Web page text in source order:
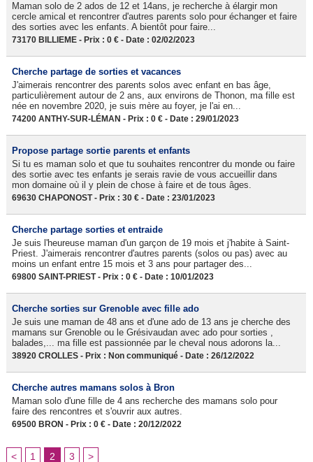
Maman solo de 2 ados de 12 et 14ans, je recherche à élargir mon
cercle amical et rencontrer d'autres parents solo pour échanger et faire
des sorties avec les enfants. A bientôt pour faire...
73170 BILLIEME - Prix : 0 € - Date : 02/02/2023
Cherche partage de sorties et vacances
J'aimerais rencontrer des parents solos avec enfant en bas âge,
particulièrement autour de 2 ans, aux environs de Thonon, ma fille est
née en novembre 2020, je suis mère au foyer, je l'ai en...
74200 ANTHY-SUR-LÉMAN - Prix : 0 € - Date : 29/01/2023
Propose partage sortie parents et enfants
Si tu es maman solo et que tu souhaites rencontrer du monde ou faire
des sortie avec tes enfants je serais ravie de vous accueillir dans
mon domaine où il y plein de chose à faire et de tous âges.
69630 CHAPONOST - Prix : 30 € - Date : 23/01/2023
Cherche partage sorties et entraide
Je suis l'heureuse maman d'un garçon de 19 mois et j'habite à Saint-
Priest. J'aimerais rencontrer d'autres parents (solos ou pas) avec au
moins un enfant entre 15 mois et 3 ans pour partager des...
69800 SAINT-PRIEST - Prix : 0 € - Date : 10/01/2023
Cherche sorties sur Grenoble avec fille ado
Je suis une maman de 48 ans et d'une ado de 13 ans je cherche des
mamans sur Grenoble ou le Grésivaudan avec ado pour sorties ,
balades,... ma fille est passionnée par le cheval nous adorons la...
38920 CROLLES - Prix : Non communiqué - Date : 26/12/2022
Cherche autres mamans solos à Bron
Maman solo d'une fille de 4 ans recherche des mamans solo pour
faire des rencontres et s'ouvrir aux autres.
69500 BRON - Prix : 0 € - Date : 20/12/2022
< 1 2 3 >